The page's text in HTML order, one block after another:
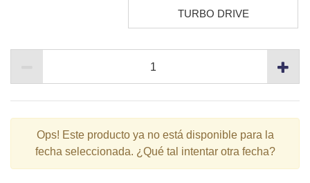
TURBO DRIVE
Ops! Este producto ya no está disponible para la
fecha seleccionada. ¿Qué tal intentar otra fecha?